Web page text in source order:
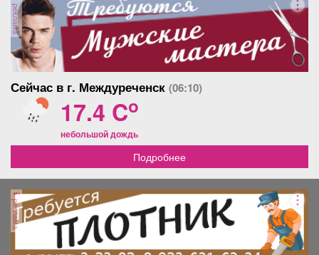
реклама
Сейчас в г. Междуреченск (06:10)
17.4 Co
небольшой дождь
Подробнее
реклама